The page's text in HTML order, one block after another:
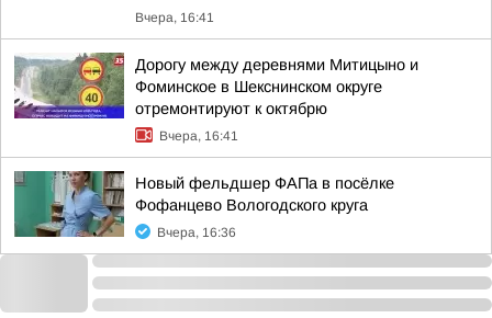
Вчера, 16:41
Дорогу между деревнями Митицыно и
Фоминское в Шекснинском округе
отремонтируют к октябрю
Вчера, 16:41
Новый фельдшер ФАПа в посёлке
Фофанцево Вологодского круга
Вчера, 16:36